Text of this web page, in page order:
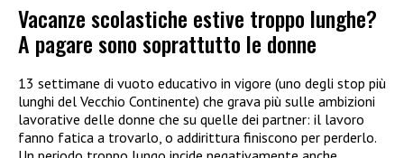
Vacanze scolastiche estive troppo lunghe?
A pagare sono soprattutto le donne
13 settimane di vuoto educativo in vigore (uno degli stop più
lunghi del Vecchio Continente) che grava più sulle ambizioni
lavorative delle donne che su quelle dei partner: il lavoro
fanno fatica a trovarlo, o addirittura finiscono per perderlo.